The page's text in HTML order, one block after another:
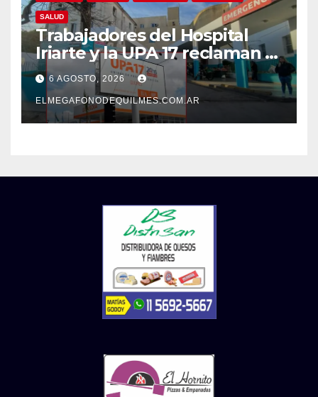
SALUD
Trabajadores del Hospital
Iriarte y la UPA 17 reclaman el
pase a planta de becarios y
mejoras laborales
6 AGOSTO, 2026
ELMEGAFONODEQUILMES.COM.AR